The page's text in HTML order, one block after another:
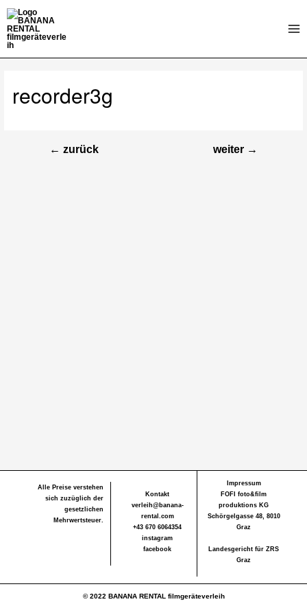
Zum
Inhalt
springen
recorder3g
Beitragsnavigation
← zurück weiter →
Alle Preise verstehen
sich zuzüglich der
gesetzlichen
Mehrwertsteuer.
Kontakt
verleih@banana-
rental.com
+43 670 6064354
instagram
facebook
Impressum
FOFI foto&film
produktions KG
Schörgelgasse 48, 8010
Graz
Landesgericht für ZRS
Graz
© 2022 BANANA RENTAL filmgeräteverleih